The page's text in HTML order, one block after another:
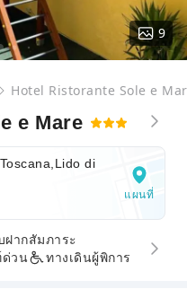
9
Hotel Ristorante Sole e
e Mare
di
แผนที่
ฝากสัมภาระ
ด่วน ทางเดินผู้พิการ